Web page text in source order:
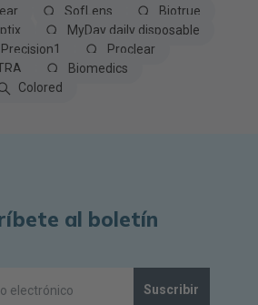
SofLens
Biotrue
MyDay daily disposable
Precision1
Proclear
Biomedics
Colored
al boletín
Suscribir